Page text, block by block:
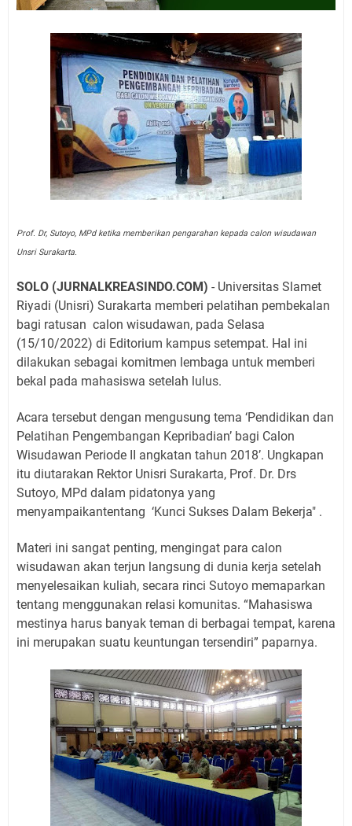
Prof. Dr, Sutoyo, MPd ketika memberikan pengarahan kepada calon wisudawan
Unsri Surakarta.
SOLO (JURNALKREASINDO.COM) - Universitas Slamet
Riyadi (Unisri) Surakarta memberi pelatihan pembekalan
bagi ratusan calon wisudawan, pada Selasa
(15/10/2022) di Editorium kampus setempat. Hal ini
dilakukan sebagai komitmen lembaga untuk memberi
bekal pada mahasiswa setelah lulus.
Acara tersebut dengan mengusung tema ‘Pendidikan dan
Pelatihan Pengembangan Kepribadian’ bagi Calon
Wisudawan Periode II angkatan tahun 2018’. Ungkapan
itu diutarakan Rektor Unisri Surakarta, Prof. Dr. Drs
Sutoyo, MPd dalam pidatonya yang
menyampaikantentang ‘Kunci Sukses Dalam Bekerja" .
Materi ini sangat penting, mengingat para calon
wisudawan akan terjun langsung di dunia kerja setelah
menyelesaikan kuliah, secara rinci Sutoyo memaparkan
tentang menggunakan relasi komunitas. “Mahasiswa
mestinya harus banyak teman di berbagai tempat, karena
ini merupakan suatu keuntungan tersendiri” paparnya.